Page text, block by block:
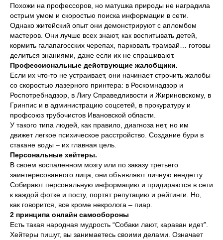
Похожи на профессоров, но матушка природы не наградила
острым умом и скоростью поиска информации в сети.
Однако житейский опыт они демонстрируют с апломбом
мастеров. Они лучше всех знают, как воспитывать детей,
кормить галапагосских черепах, парковать трамвай… готовы
делиться знаниями, даже если их не спрашивают.
Профессиональные действующие жалобщики.
Если их что-то не устраивает, они начинает строчить жалобы
со скоростью лазерного принтера: в Роскомнадзор и
Роспотребнадзор, в Лигу Справедливости и Жириновскому, в
Гринпис и в администрацию соцсетей, в прокуратуру и
профсоюз трубочистов Ивановской области.
У такого типа людей, как правило, диагноза нет, но им
движет легкое психическое расстройство. Создание бури в
стакане воды – их главная цель.
Персональные хейтеры.
В своем воспаленном мозгу или по заказу третьего
заинтересованного лица, они объявляют личную вендетту.
Собирают персональную информацию и придираются в сети
к каждой фотке и посту, портят репутацию и рейтинги. Но,
как говорится, все кроме некролога – пиар.
2 принципа онлайн самообороны
Есть такая народная мудрость “Собаки лают, караван идет”.
Хейтеры пишут, вы занимаетесь своими делами. Означает